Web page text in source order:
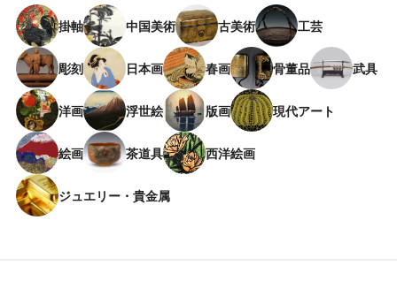
掛軸 中国美術 古美術 工芸
彫刻 日本画 春画 骨董品 武具
洋画 浮世絵 版画 現代アート
絵画 茶道具 西洋絵画
ジュエリー・貴金属